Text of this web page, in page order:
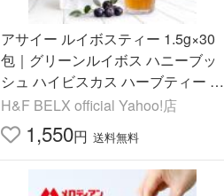
アサイー ルイボスティー 1.5g×30
包｜グリーンルイボス ハニーブッ
シュ ハイビスカス ハーブティー お
茶 ノンカフェイン ティーバッグ H
&F BELX [M便 1/3]
H&F BELX official Yahoo!店
1,550円 送料無料